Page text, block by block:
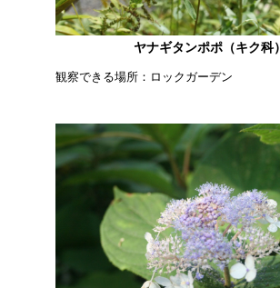
ヤナギタンポポ（キク科）
観察できる場所：ロックガーデン